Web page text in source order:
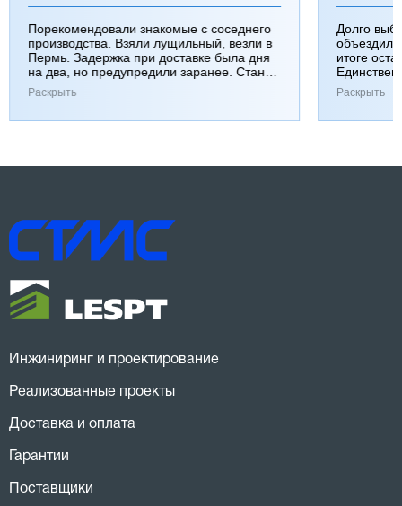
Порекомендовали знакомые с соседнего
производства. Взяли лущильный, везли в
Пермь. Задержка при доставке была дня
на два, но предупредили заранее. Станок
работает хорошо, к качеству вопросов нет.
Раскрыть
Долго
итоге
Раскрыть
Инжиниринг и проектирование
Реализованные проекты
Доставка и оплата
Гарантии
Поставщики